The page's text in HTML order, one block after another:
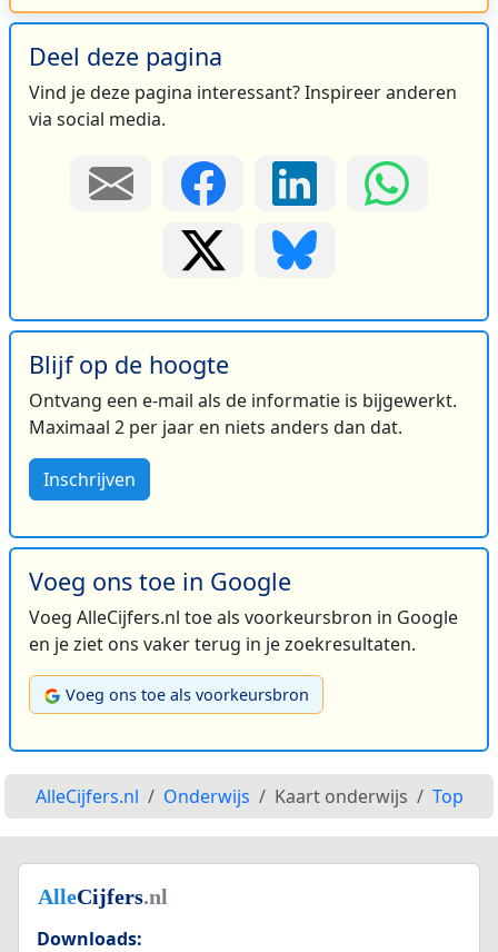
Deel deze pagina
Vind je deze pagina interessant? Inspireer anderen
via social media.
Blijf op de hoogte
Ontvang een e-mail als de informatie is bijgewerkt.
Maximaal 2 per jaar en niets anders dan dat.
Inschrijven
Voeg ons toe in Google
Voeg AlleCijfers.nl toe als voorkeursbron in Google
en je ziet ons vaker terug in je zoekresultaten.
Voeg ons toe als voorkeursbron
AlleCijfers.nl Onderwijs Kaart onderwijs Top
Downloads: